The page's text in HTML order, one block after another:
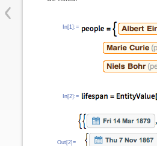
‹ In[1]:=
In[2]:=
Out[2]=